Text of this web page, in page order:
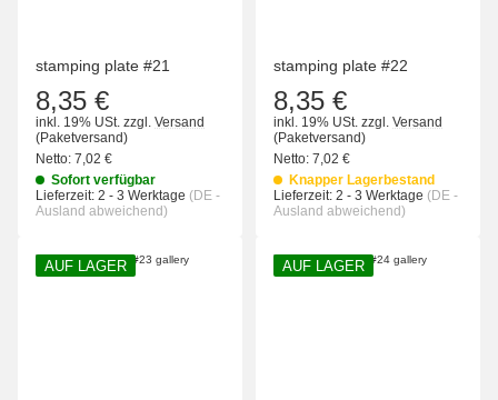
stamping plate #21
8,35 €
inkl. 19% USt. zzgl. Versand
(Paketversand)
Netto: 7,02 €
Sofort verfügbar
Lieferzeit: 2 - 3 Werktage (DE -
Ausland abweichend)
stamping plate #22
8,35 €
inkl. 19% USt. zzgl. Versand
(Paketversand)
Netto: 7,02 €
Knapper Lagerbestand
Lieferzeit: 2 - 3 Werktage (DE -
Ausland abweichend)
AUF LAGER AUF LAGER